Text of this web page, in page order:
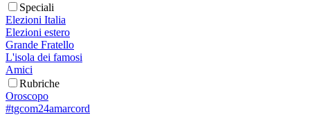
Speciali
Elezioni Italia
Elezioni estero
Grande Fratello
L'isola dei famosi
Amici
Rubriche
Oroscopo
#tgcom24amarcord